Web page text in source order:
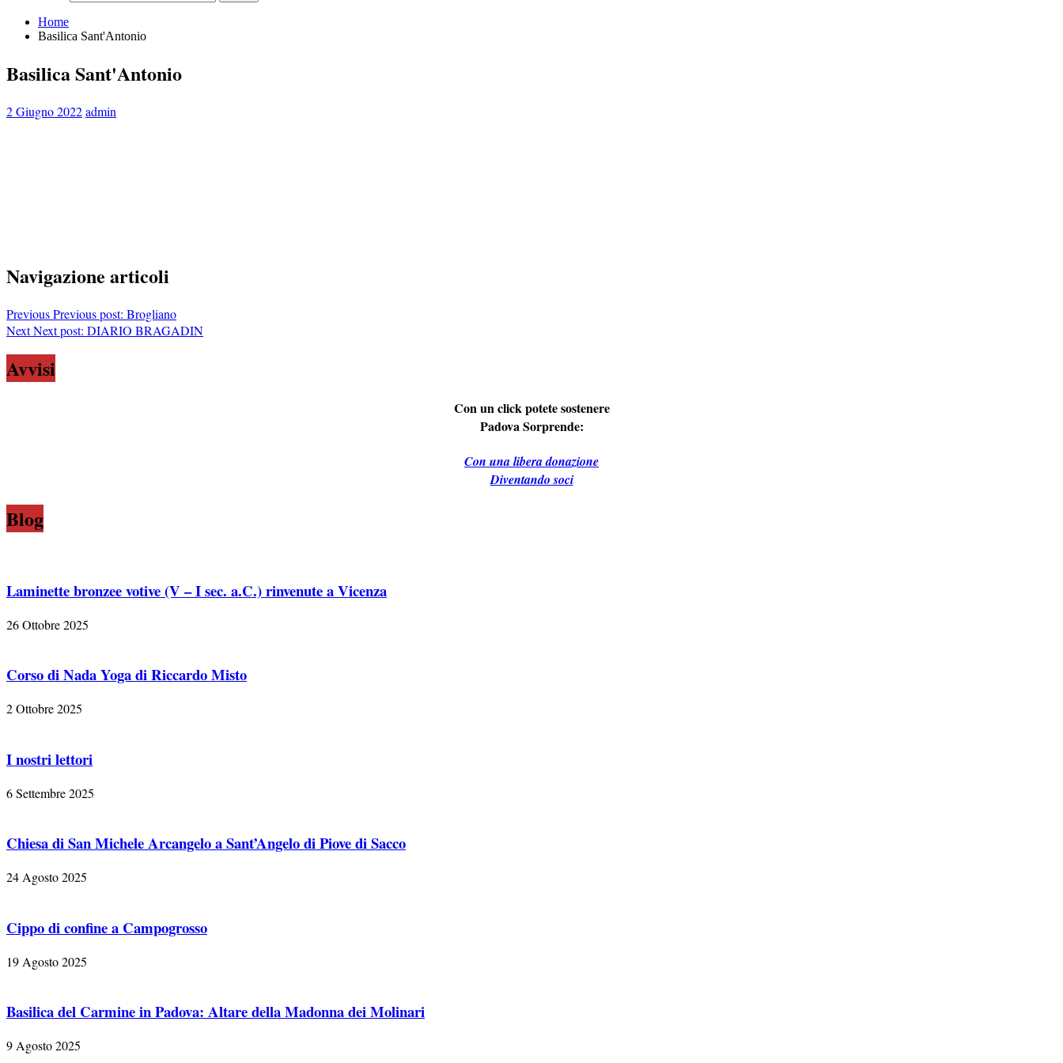
Home
Basilica Sant'Antonio
Basilica Sant'Antonio
2 Giugno 2022admin
Navigazione articoli
PreviousPrevious post: Brogliano
NextNext post: DIARIO BRAGADIN
Avvisi
Con un click potete sostenere
Padova Sorprende:
Con una libera donazione
Diventando soci
Blog
Laminette bronzee votive (V – I sec. a.C.) rinvenute a Vicenza
26 Ottobre 2025
Corso di Nada Yoga di Riccardo Misto
2 Ottobre 2025
I nostri lettori
6 Settembre 2025
Chiesa di San Michele Arcangelo a Sant’Angelo di Piove di Sacco
24 Agosto 2025
Cippo di confine a Campogrosso
19 Agosto 2025
Basilica del Carmine in Padova: Altare della Madonna dei Molinari
9 Agosto 2025